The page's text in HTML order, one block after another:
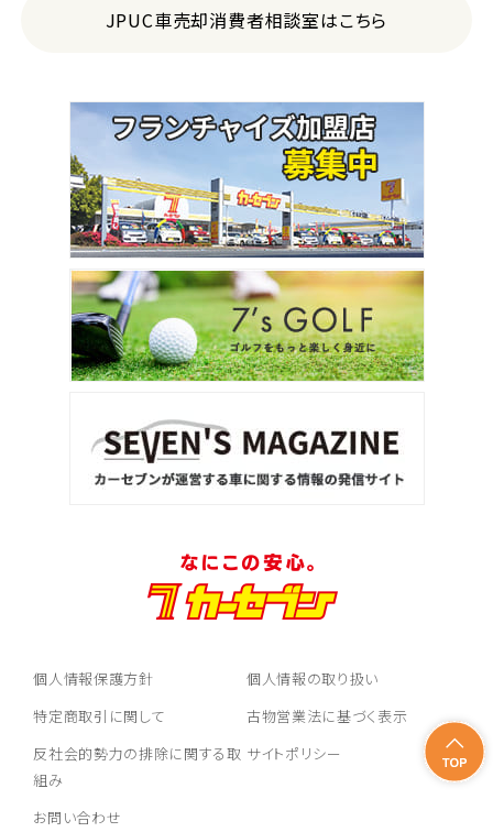
JPUC車売却消費者相談室はこちら
個人情報保護方針
個人情報の取り扱い
特定商取引に関して
古物営業法に基づく表示
反社会的勢力の排除に関する取
組み
サイトポリシー
お問い合わせ